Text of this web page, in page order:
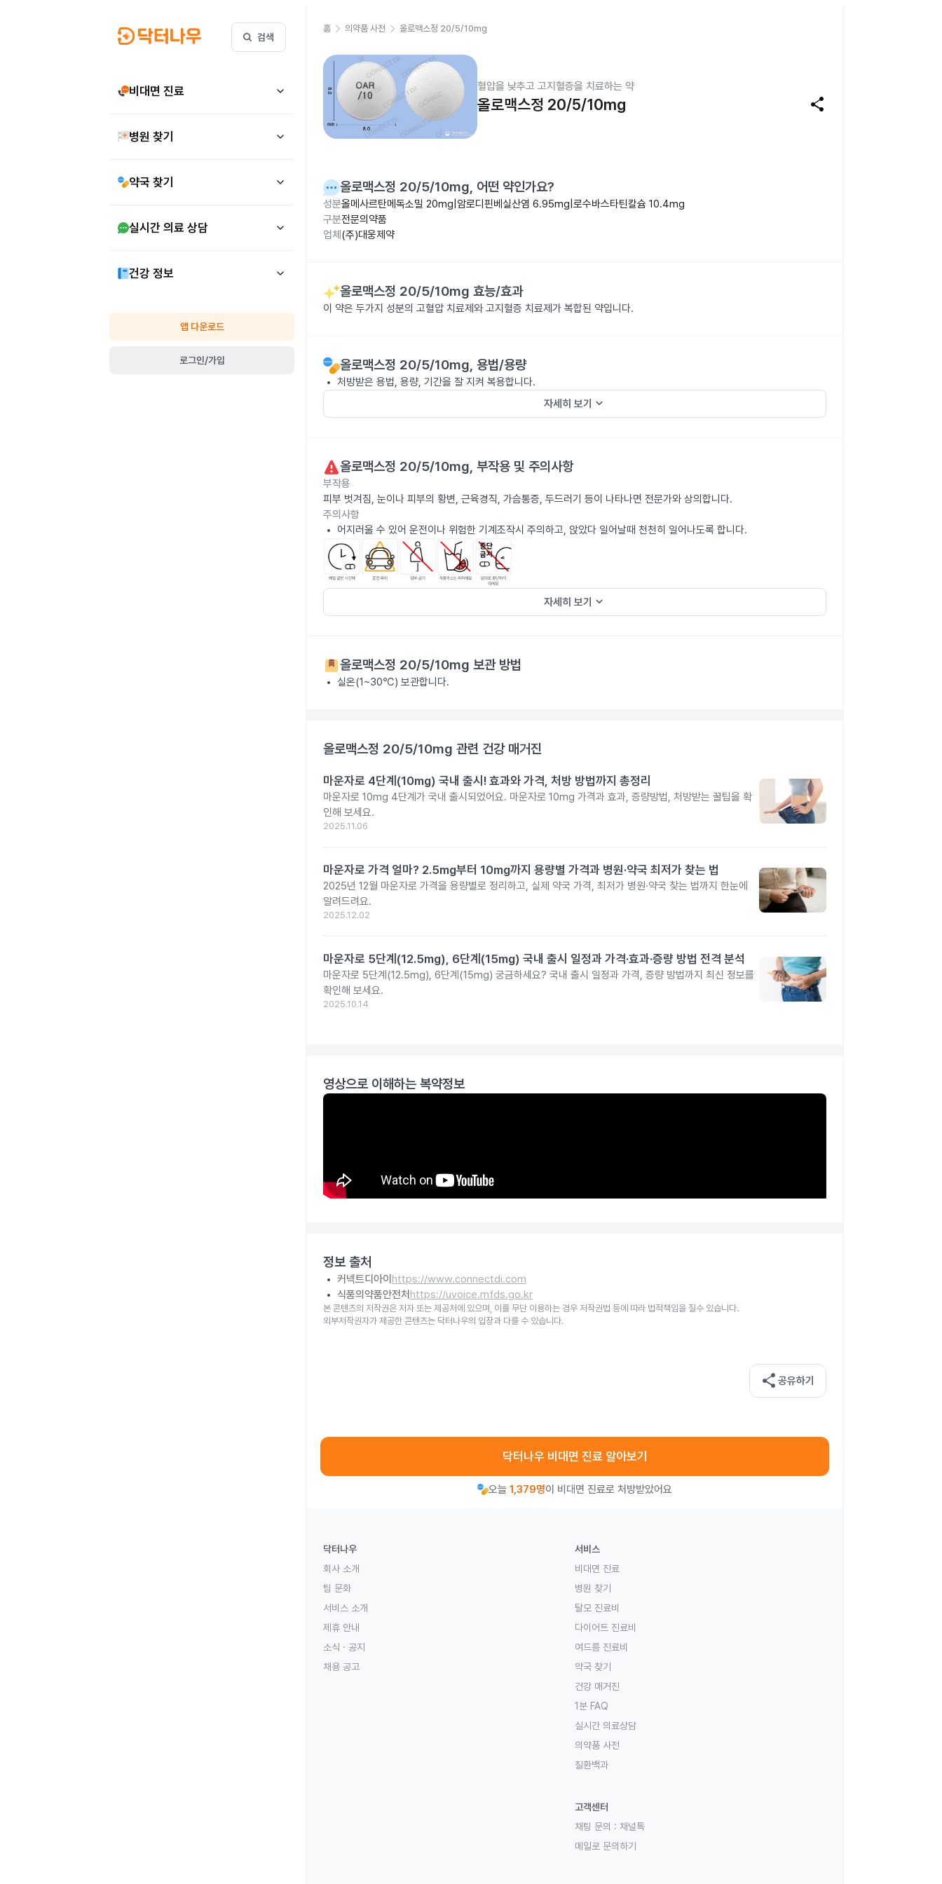
검색
비대면 진료
병원 찾기
약국 찾기
실시간 의료 상담
건강 정보
앱 다운로드
로그인/가입
홈 의약품 사전 올로맥스정 20/5/10mg
혈압을 낮추고 고지혈증을 치료하는 약
올로맥스정 20/5/10mg share
올로맥스정 20/5/10mg, 어떤 약인가요?
성분올메사르탄메독소밀 20mg|암로디핀베실산염 6.95mg|로수바스타틴칼슘 10.4mg
구분전문의약품
업체 (주)대웅제약
올로맥스정 20/5/10mg 효능/효과
이 약은 두가지 성분의 고혈압 치료제와 고지혈증 치료제가 복합된 약입니다.
올로맥스정 20/5/10mg, 용법/용량
처방받은 용법, 용량, 기간을 잘 지켜 복용합니다.
자세히 보기 keyboard_arrow_down
올로맥스정 20/5/10mg, 부작용 및 주의사항
부작용
피부 벗겨짐, 눈이나 피부의 황변, 근육경직, 가슴통증, 두드러기 등이 나타나면 전문가와 상의합니다.
주의사항
어지러울 수 있어 운전이나 위험한 기계조작시 주의하고, 앉았다 일어날때 천천히 일어나도록 합니다.
자세히 보기 keyboard_arrow_down
올로맥스정 20/5/10mg 보관 방법
실온(1~30℃) 보관합니다.
올로맥스정 20/5/10mg 관련 건강 매거진
마운자로 4단계(10mg) 국내 출시! 효과와 가격, 처방 방법까지 총정리
마운자로 10mg 4단계가 국내 출시되었어요. 마운자로 10mg 가격과 효과, 증량방법, 처방받는 꿀팁을 확
인해 보세요.
2025.11.06
마운자로 가격 얼마? 2.5mg부터 10mg까지 용량별 가격과 병원·약국 최저가 찾는 법
2025년 12월 마운자로 가격을 용량별로 정리하고, 실제 약국 가격, 최저가 병원·약국 찾는 법까지 한눈에
알려드려요.
2025.12.02
마운자로 5단계(12.5mg), 6단계(15mg) 국내 출시 일정과 가격·효과·증량 방법 전격 분석
마운자로 5단계(12.5mg), 6단계(15mg) 궁금하세요? 국내 출시 일정과 가격, 증량 방법까지 최신 정보를
확인해 보세요.
2025.10.14
영상으로 이해하는 복약정보
정보 출처
커넥트디아이 https://www.connectdi.com
식품의약품안전처 https://uvoice.mfds.go.kr
본 콘텐츠의 저작권은 저자 또는 제공처에 있으며, 이를 무단 이용하는 경우 저작권법 등에 따라 법적책임을 질수 있습니다.
외부저작권자가 제공한 콘텐츠는 닥터나우의 입장과 다를 수 있습니다.
share 공유하기
닥터나우 비대면 진료 알아보기
오늘 1,379명이 비대면 진료로 처방받았어요
닥터나우
회사 소개
팀 문화
서비스 소개
제휴 안내
소식 · 공지
채용 공고
서비스
비대면 진료
병원 찾기
탈모 진료비
다이어트 진료비
여드름 진료비
약국 찾기
건강 매거진
1분 FAQ
실시간 의료상담
의약품 사전
질환백과
고객센터
채팅 문의 : 채널톡
메일로 문의하기